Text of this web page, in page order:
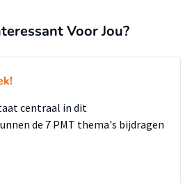
Voor Jou?
centraal in dit
de 7 PMT thema's bijdragen